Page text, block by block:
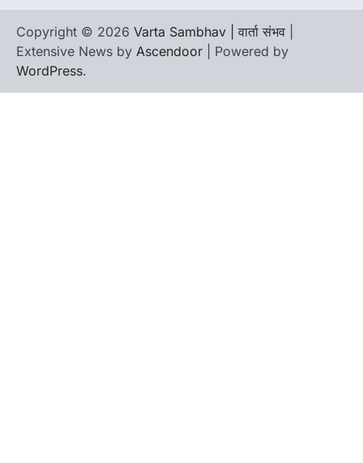
Copyright © 2026 Varta Sambhav | वार्ता संभव
Extensive News by Ascendoor | Powered by
WordPress.